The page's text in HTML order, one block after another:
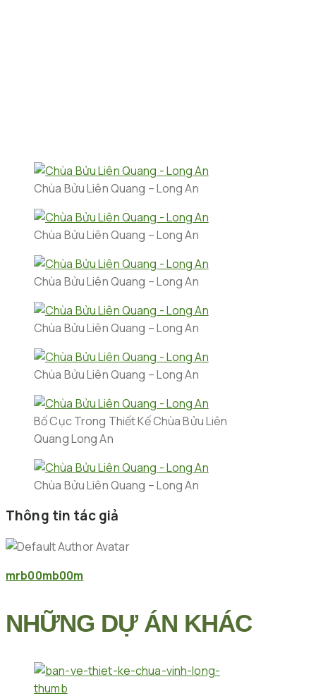
Chùa Bửu Liên Quang – Long An
Chùa Bửu Liên Quang – Long An
Chùa Bửu Liên Quang – Long An
Chùa Bửu Liên Quang – Long An
Chùa Bửu Liên Quang – Long An
Bố Cục Trong Thiết Kế Chùa Bửu Liên
Quang Long An
Chùa Bửu Liên Quang – Long An
Thông tin tác giả
mrb00mb00m
NHỮNG DỰ ÁN KHÁC